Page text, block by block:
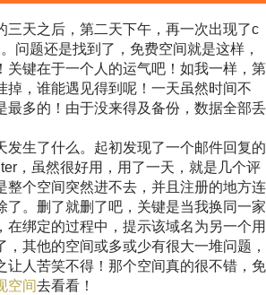
天之后，第二天下午，再一次出现了c
问题还是找到了，免费空间就是这样，
关键在于一个人的运气吧！如我一样，第
掉，谁能遇见得到呢！一天虽然时间不
最多的！由于没来得及备份，数据全部丢
生了什么。起初发现了一个邮件回复的
，虽然很好用，用了一天，就是几个评
整个空间突然进不去，并且注册的地方连
了。删了就删了吧，关键是当我换同一家
在绑定的过程中，提示该域名为另一个用
，其他的空间或多或少有很大一堆问题，
让人苦笑不得！ 那个空间真的很不错，免
空间去看看！